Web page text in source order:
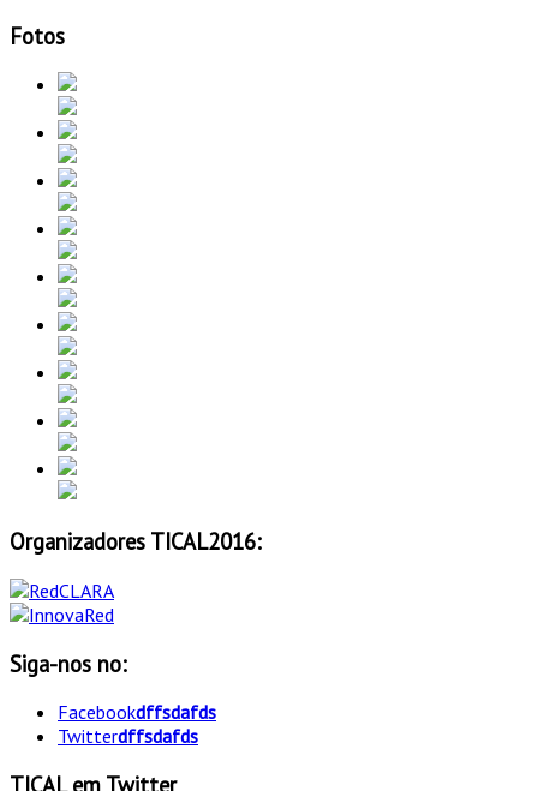
Fotos
Organizadores TICAL2016:
Siga-nos no:
Facebookdffsdafds
Twitterdffsdafds
TICAL em Twitter